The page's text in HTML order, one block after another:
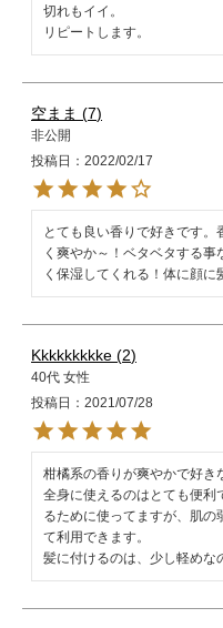
切れもイイ。
リピートします。
空まま 7
非公開
投稿日
2022/02/17
とても良い香りで好きです
く爽やか～！ベタベタする
く保湿してくれる！体に顔に
Kkkkkkkkke 2
40代 女性
投稿日
2021/07/28
柑橘系の香りが爽やかで好き
全身に使えるのはとても便利
るために使ってますが、肌の
て利用できます。
髪に付けるのは、少し軽めな